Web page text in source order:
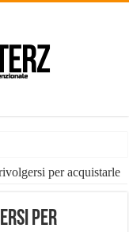
perché il suo nome è
tra le migliori
per acquistarle
per